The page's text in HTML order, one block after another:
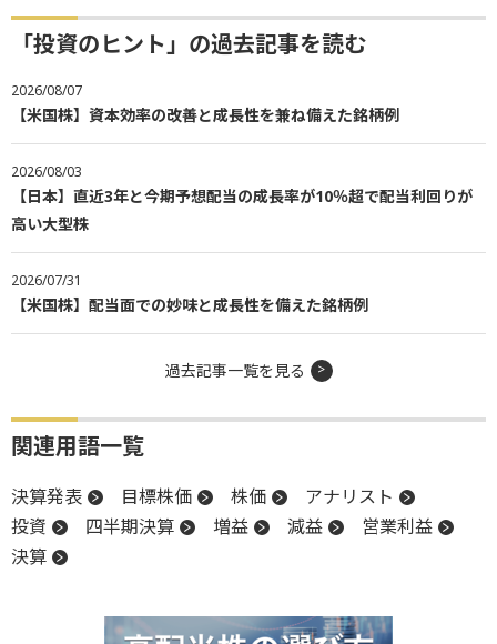
「投資のヒント」の過去記事を読む
2026/08/07
【米国株】資本効率の改善と成長性を兼ね備えた銘柄例
2026/08/03
【日本】直近3年と今期予想配当の成長率が10％超で配当利回りが
高い大型株
2026/07/31
【米国株】配当面での妙味と成長性を備えた銘柄例
過去記事一覧を見る
関連用語一覧
決算発表 目標株価 株価
アナリスト
投資
四半期決算 増益 減益
営業利益
決算